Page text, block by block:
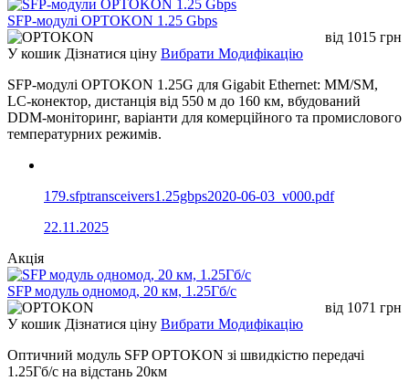
SFP-модулі OPTOKON 1.25 Gbps
від 1015 грн
У кошик Дізнатися ціну Вибрати Модифікацію
SFP-модулі OPTOKON 1.25G для Gigabit Ethernet: MM/SM,
LC-конектор, дистанція від 550 м до 160 км, вбудований
DDM-моніторинг, варіанти для комерційного та промислового
температурних режимів.
179.sfptransceivers1.25gbps2020-06-03_v000.pdf
22.11.2025
Акція
SFP модуль одномод, 20 км, 1.25Гб/с
від 1071 грн
У кошик Дізнатися ціну Вибрати Модифікацію
Оптичний модуль SFP OPTOKON зі швидкістю передачі
1.25Гб/с на відстань 20км